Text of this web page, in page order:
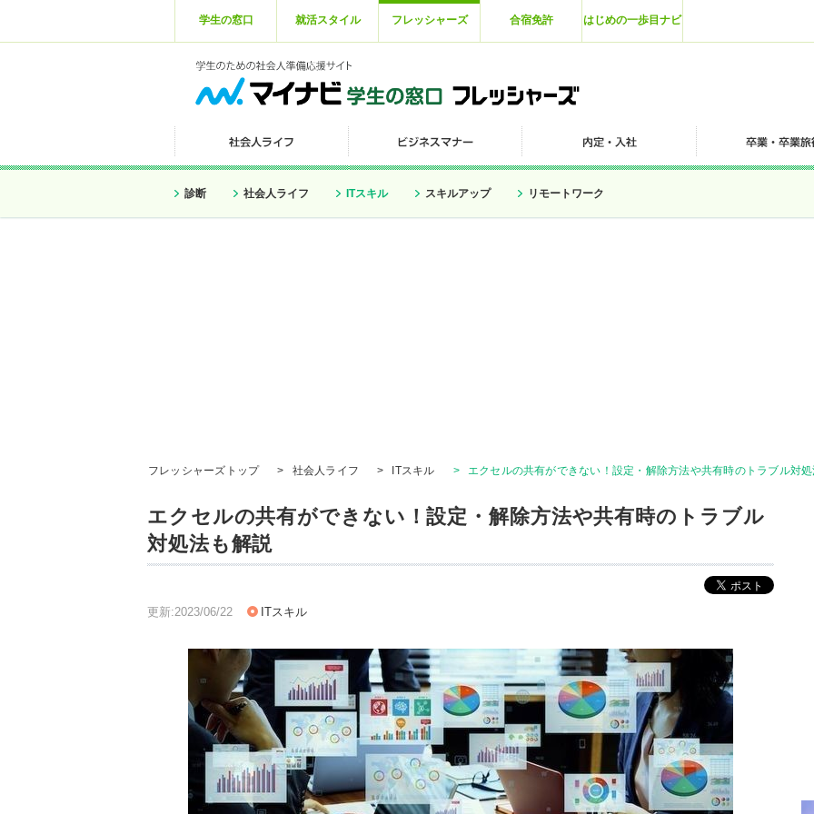
学生の窓口 就活スタイル フレッシャーズ 合宿免許 はじめの一歩目ナビ
診断 社会人ライフ ITスキル スキルアップ リモートワーク
フレッシャーズトップ > 社会人ライフ > ITスキル > エクセルの共有ができない！設定・解除方法や共有時のトラブル対
エクセルの共有ができない！設定・解除方法や共有時のトラブル
対処法も解説
更新:2023/06/22 ITスキル